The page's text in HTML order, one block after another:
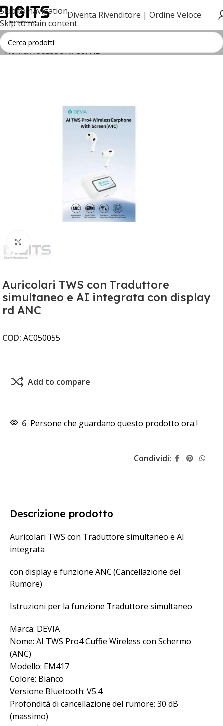
Skip to navigation
Skip to main content
Diventa Rivenditore | Ordine Veloce
Home ACCESSORI CUFFIE
Auricolari TWS con Traduttore
simultaneo e AI integrata con display
rd ANC
COD: AC050055
Add to compare
6 Persone che guardano questo prodotto ora !
Condividi:
Descrizione prodotto
Auricolari TWS con Traduttore simultaneo e AI
integrata
con display e funzione ANC (Cancellazione del
Rumore)
Istruzioni per la funzione Traduttore simultaneo
Marca: DEVIA
Nome: AI TWS Pro4 Cuffie Wireless con Schermo
(ANC)
Modello: EM417
Colore: Bianco
Versione Bluetooth: V5.4
Profondità di cancellazione del rumore: 30 dB
(massimo)